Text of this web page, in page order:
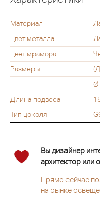
Материал
Цвет металла
Цвет мрамора
Размеры
Ø
Длина подвеса
Тип цоколя
Вы дизайнер
архитектор или
Прямо сейчас
на рынке